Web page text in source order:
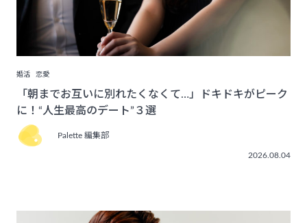
婚活 恋愛
「朝までお互いに別れたくなくて…」ドキドキがピーク
に！“人生最高のデート”３選
Palette 編集部
2026.08.04